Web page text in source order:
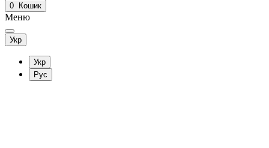
0 Кошик
Меню
Укр
Укр
Рус